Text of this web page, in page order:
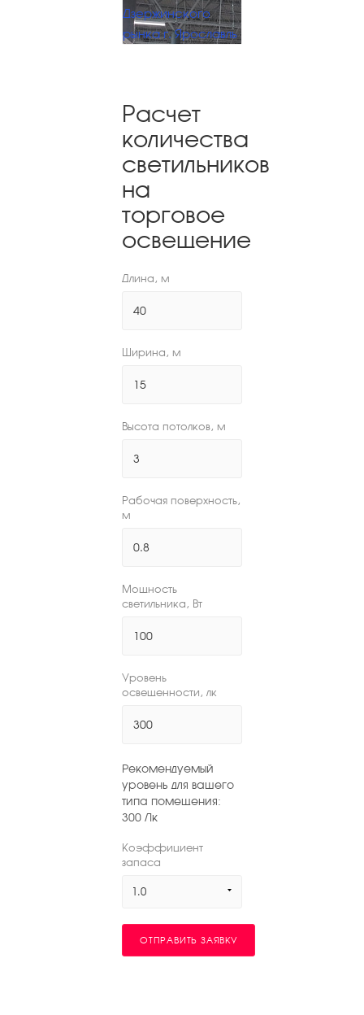
Дзержинского
рынка г. Ярославль
Расчет
количества
светильников
на
торговое
освещение
Длина, м
Ширина, м
Высота потолков, м
Рабочая поверхность,
м
Мощность
светильника, Вт
Уровень
освещенности, лк
Рекомендуемый
уровень для вашего
типа помещения:
300 Лк
Коэффициент
запаса
1.0
ОТПРАВИТЬ ЗАЯВКУ